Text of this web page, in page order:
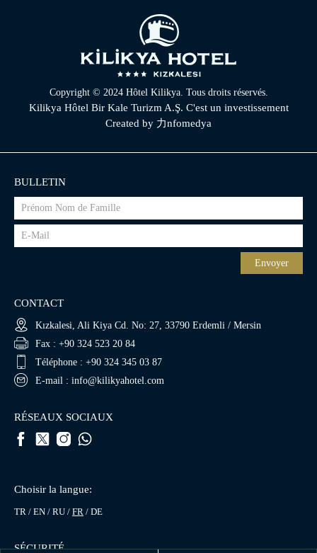
Copyright © 2024 Hôtel Kilikya. Tous droits réservés.
Kilikya Hôtel Bir Kale Turizm A.Ş. C'est un investissement
Created by 力nfomedya
BULLETIN
Envoyer
CONTACT
Kızkalesi, Ali Kiya Cd. No: 27, 33790 Erdemli / Mersin
Fax : +90 324 523 20 84
Téléphone : +90 324 345 03 87
E-mail : info@kilikyahotel.com
RÉSEAUX SOCIAUX
Choisir la langue:
TR EN RU FR DE
SÉCURITÉ